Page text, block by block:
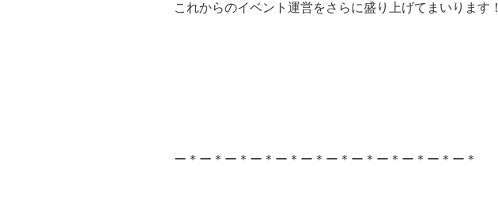
これからのイベント運営をさらに盛り上げてまいります！
ー＊ー＊ー＊ー＊ー＊ー＊ー＊ー＊ー＊ー＊ー＊ー＊